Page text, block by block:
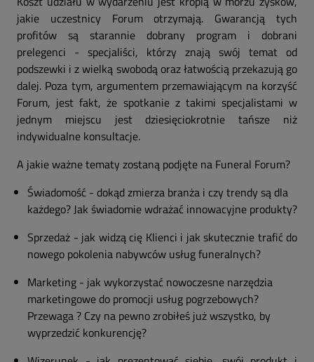
jakie uczestnicy Forum otrzymają. Gwarancją tych
profitów są starannie dobrany program i dobrani
prelegenci - specjaliści, którzy znają swój temat od
podszewki i z wielką swobodą oraz łatwością przekazują go
dalej. Poza tym, argumentem przemawiającym na korzyść
Forum, jest fakt, że spotkanie z takimi specjalistami w
jednym miejscu jest dziesięciokrotnie tańsze niż
indywidualne konsultacje.
A jakie ważne tematy zostaną podjęte na Funeral Forum?
Świadomość - dokąd zmierza branża i czy trendy są dla
każdego? Jak świadomie wdrażać innowacyjne produkty?
Sprzedaż - jak widzą cię Klienci i jak skutecznie trafić do
nowego pokolenia nabywców usług funeralnych?
Marketing - jak wykorzystać nowoczesne narzędzia
marketingowe do promocji usług pogrzebowych?
Przewaga ? Czy na pewno zrobiłeś już wszystko, by
wyprzedzić konkurencję?